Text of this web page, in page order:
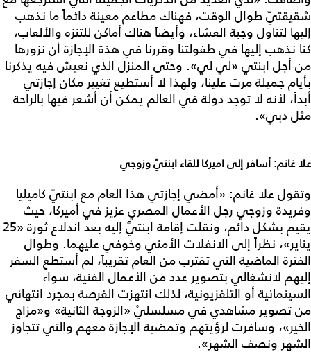
شقيقتيَّ طوال الوقت، فهناك مطاعم معينة دائماً ما نذهب
إليها لتناول وجبة العشاء، وأيضاً هناك أماكن للتنزه والألعاب،
كنا نذهب إليها في طفولتنا وقررنا في هذة الإجازة أن نزورها
من أجل ابنتي «لي لي». وحتى المنزل الذي نعيش فيه يذكرنا
بأيام جميلة مرت علينا، ولهذا لا أستطيع تغيير مكان إجازتي
أبداً، لأنه لا توجد دولة في العالم يمكن أن أشعر فيها بالراحة
مثل دبي».
علا غانم: أسافر إلى اميركا للقاء ابنتيّ وزوجي
وتقول علا غانم: «أمضي إجازتي هذا العام مع ابنتيَّ كاميليا
وفريدة وزوجي رجل الأعمال المصري عزيز في أميركا، حيث
يقيم بشكل دائم، ونقلت إقامة ابنتيَّ إليه بعد اندلاع ثورة «25
يناير»، نظراً إلى الانفلات الأمني وخوفي عليهما. وطوال
الفترة الماضية التي تقترب من العام تقريباً، لم أستطع السفر
إليهم لانشغالي بتصوير عدد من الأعمال الفنية، سواء
السينمائية أو التلفزيونية، لذلك انتهزت الفرصة بمجرد انتهائي
من تصوير مشاهدي في مسلسليْ «الزوجة الثانية» و«مزاج
الخير»، وسافرت لرؤيتهم وتمضية الإجازة معهم والتي تتجاوز
الشهر ونصف الشهر».